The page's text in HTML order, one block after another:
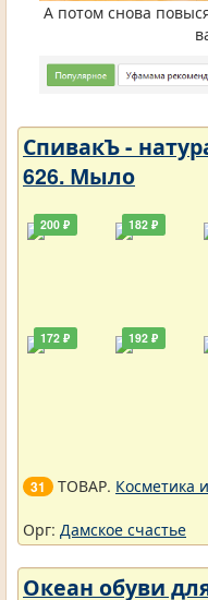
А потом снова
СпивакЪ -
626. Мыло
200 ₽
172 ₽
182 ₽
192 ₽
31 ТОВАР. Косметика
Орг: Дамское счастье
Океан обуви